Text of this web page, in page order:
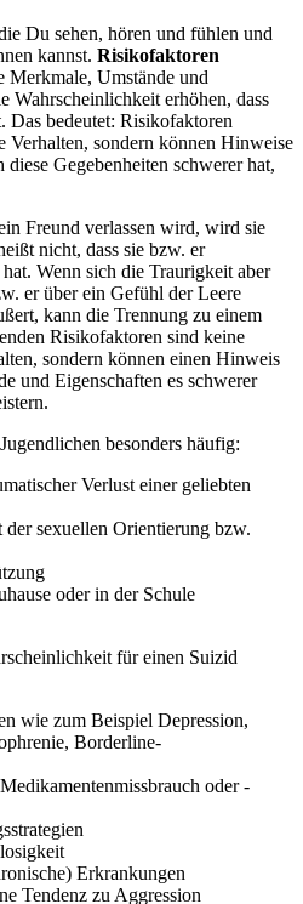
Du sehen, hören und fühlen und
kannst. Risikofaktoren
Merkmale, Umstände und
Wahrscheinlichkeit erhöhen, dass
Das bedeutet: Risikofaktoren
Verhalten, sondern können Hinweise
diese Gegebenheiten schwerer hat,
Freund verlassen wird, wird sie
nicht, dass sie bzw. er
Wenn sich die Traurigkeit aber
er über ein Gefühl der Leere
kann die Trennung zu einem
Risikofaktoren sind keine
sondern können einen Hinweis
und Eigenschaften es schwerer
besonders häufig:
Verlust einer geliebten
der sexuellen Orientierung bzw.
oder in der Schule
für einen Suizid
wie zum Beispiel Depression,
Borderline-
oder -
Erkrankungen
Tendenz zu Aggression